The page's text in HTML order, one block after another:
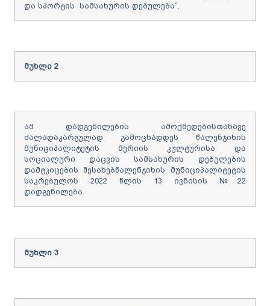
და სპორტის სამსახურის დებულება“.
მუხლი2
ამ დადგენილების ამოქმედებისთანავე
ძალადაკარგულად გამოცხადდეს წალენჯიხის
მუნიციპალიტეტის მერიის კულტურისა და
სოციალური დაცვის სამსახურის დებულების
დამტკიცების შესახებწალენჯიხის მუნიციპალიტეტის
საკრებულოს 2022 წლის 13 ივნისის №22
დადგენილება.
მუხლი3